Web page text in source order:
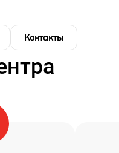
Контакты